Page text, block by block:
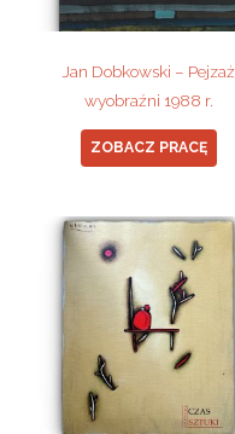
Jan Dobkowski – Pejzaż
wyobraźni 1988 r.
ZOBACZ PRACĘ